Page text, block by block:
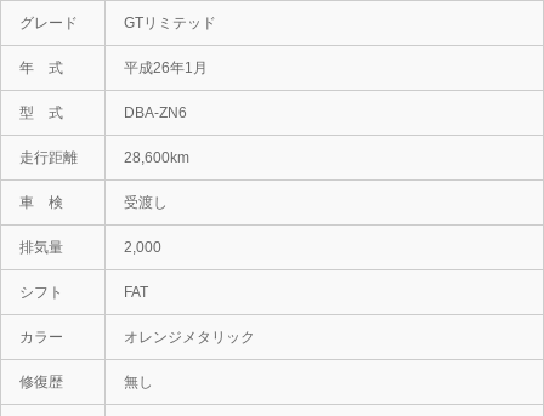
グレード GTリミテッド
年 式 平成26年1月
型 式 DBA-ZN6
走行距離 28,600km
車 検 受渡し
排気量 2,000
シフト FAT
カラー オレンジメタリック
修復歴 無し